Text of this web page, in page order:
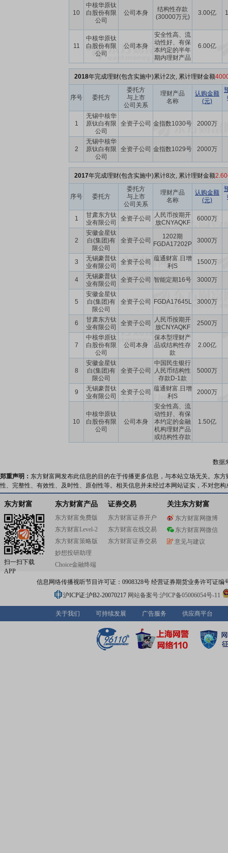
10
中核华原钛
白股份有限
公司
公司本身
结构性存款
(30000万元)
3.00亿
11
中核华原钛
白股份有限
公司
公司本身
安全性高、流
动性好、有保
本约定的半年
期内理财产品
6.00亿
2018年完成理财(包含实施中)累计2次, 累计理财金额
序号 委托方
委托方
与上市
公司关系
理财产品
名称
认购金额
(元)
1
无锡中核华
原钛白有限
公司
全资子公司 金指数1030号 2000万
2
无锡中核华
原钛白有限
公司
全资子公司 金指数1029号 2000万
2017年完成理财(包含实施中)累计8次, 累计理财金额
序号 委托方
委托方
与上市
公司关系
理财产品
名称
认购金额
(元)
1
甘肃东方钛
业有限公司
全资子公司
人民币按期开
放CNYAQKF
6000万
2
安徽金星钛
白(集团)有
限公司
全资子公司
1202期
FGDA17202P
3000万
3
无锡豪普钛
业有限公司
全资子公司 蕴通财富.日增
利S
1500万
4
无锡豪普钛
业有限公司
全资子公司 智能定期16号 3000万
5
安徽金星钛
白(集团)有
限公司
全资子公司 FGDA17645L 3000万
6
甘肃东方钛
业有限公司
全资子公司
人民币按期开
放CNYAQKF
2500万
7
中核华原钛
白股份有限
公司
公司本身
保本型理财产
品或结构性存
款
2.00亿
8
安徽金星钛
白(集团)有
限公司
全资子公司
中国民生银行
人民币结构性
存款D-1款
5000万
9
无锡豪普钛
业有限公司
全资子公司 蕴通财富.日增
利S
2000万
10
中核华原钛
白股份有限
公司
公司本身
安全性高、流
动性好、有保
本约定的金融
机构理财产品
或结构性存款
1.50亿
数据
郑重声明： 东方财富网发布此信息的目的在于传播更多信息，与本站立场无关。东
性、完整性、有效性、及时性、原创性等。相关信息并未经过本网站证实，不对您
东方财富
扫一扫下载
APP
东方财富产品
东方财富免费版
东方财富Level-2
东方财富策略版
妙想投研助理
Choice金融终端
证券交易
东方财富证券开户
东方财富在线交易
东方财富证券交易
关注东方财富
东方财富网微博
东方财富网微信
意见与建议
信息网络传播视听节目许可证：0908328号 经营证券期货业务许可证编
沪ICP证:沪B2-20070217 网站备案号:沪ICP备05006054号-11
关于我们 可持续发展 广告服务 供应商平台